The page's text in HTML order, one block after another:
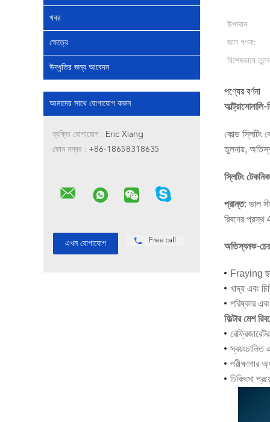
খবর
ক্ষেত্রে
উদ্ধৃতির জন্য আবেদন
আমাদের সাথে যোগাযোগ করুন
ব্যক্তি যোগাযোগ : Eric Xiang
ফোন নম্বর : +86-18658318635
Free call
উপাদান:
জাল গণনা:
বিশেষভাবে
পণ্যের বর্ণনা
আল্ট্রাসোনালি-
কোল্ড স্লিটিং
তুলনায়,
স্লিটিং টেকনিক
প্রান্ত: ভাল
রিবনের প্রস্থ
অতিস্বনক-
Fraying
খাদ্য এবং
পরিষ্কার
ফিল্টার মেশ
স্বয়ংচালিত
পরীক্ষাগার
চিকিৎসা